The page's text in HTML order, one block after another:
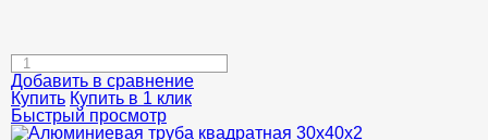
Добавить в сравнение
Купить Купить в 1 клик
Быстрый просмотр